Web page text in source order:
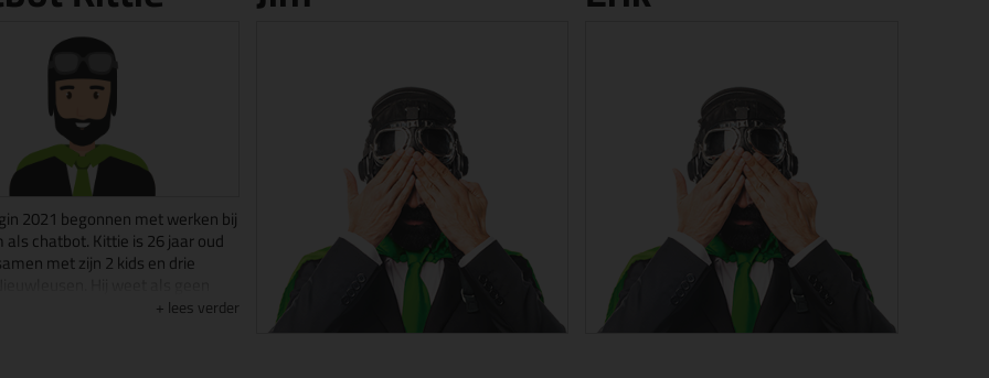
grote stappen. In 2022 begon
pikken en inpakken van
Sinds januari 2024 volgt Sven
commercieel medewerker en
kit- en lijmadvies bij de
Heb jij een vraag? Grote kans
verder helpt
van Svennieboy:
niet gefeest is zonder
het werk!💚
met vrienden in Raalte te vinden. Hij heeft
op een opleiding e-commerce. het voetbalveld met Ballie, een
vriendschappelijk, maar fanatieke
organisatie waar laagdrempelig en zonder
verplichtingen voetbal wedstrijden worden
georganiseerd voor studenten. Maar daar
blijft het niet bij, op zaterdag wordt de
combinatie wordt er ook nog fanatiek
gevoetbald bij SVI 9.
2021 begonnen met werken bij
chatbot. Kittie is 26 jaar oud
met zijn 2 kids en drie
je bezoekers kan informeren,lees verder